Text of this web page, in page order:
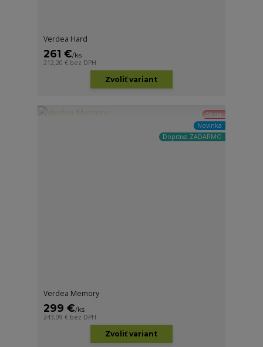
Verdea Hard
261 €/ks
212,20 € bez DPH
Zvoliť variant
Akcia
Novinka
Doprava ZADARMO
Verdea Memory
299 €/ks
243,09 € bez DPH
Zvoliť variant